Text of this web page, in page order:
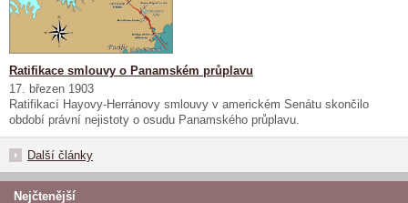
Ratifikace smlouvy o Panamském průplavu
17. březen 1903
Ratifikací Hayovy-Herránovy smlouvy v americkém Senátu skončilo
období právní nejistoty o osudu Panamského průplavu.
Další články
Nejčtenější